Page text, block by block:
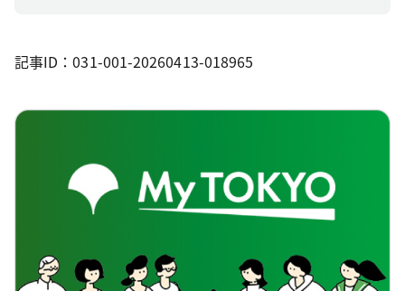
記事ID：031-001-20260413-018965